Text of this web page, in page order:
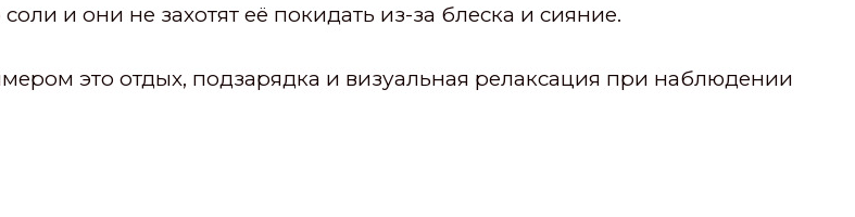
и они не захотят её покидать из-за блеска и сияние.
это отдых, подзарядка и визуальная релаксация при наблюдении